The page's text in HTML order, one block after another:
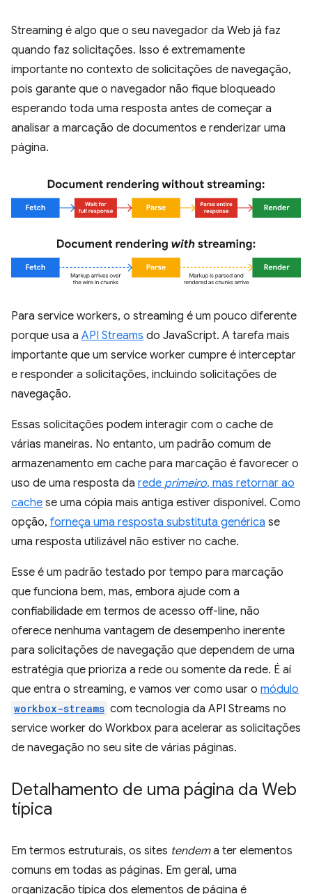
Streaming é algo que o seu navegador da Web já faz
quando faz solicitações. Isso é extremamente
importante no contexto de solicitações de navegação,
pois garante que o navegador não fique bloqueado
esperando toda uma resposta antes de começar a
analisar a marcação de documentos e renderizar uma
página.
Para service workers, o streaming é um pouco diferente
porque usa a API Streams do JavaScript. A tarefa mais
importante que um service worker cumpre é interceptar
e responder a solicitações, incluindo solicitações de
navegação.
Essas solicitações podem interagir com o cache de
várias maneiras. No entanto, um padrão comum de
armazenamento em cache para marcação é favorecer o
uso de uma resposta da rede primeiro, mas retornar ao
cache se uma cópia mais antiga estiver disponível. Como
opção, forneça uma resposta substituta genérica se
uma resposta utilizável não estiver no cache.
Esse é um padrão testado por tempo para marcação
que funciona bem, mas, embora ajude com a
confiabilidade em termos de acesso off-line, não
oferece nenhuma vantagem de desempenho inerente
para solicitações de navegação que dependem de uma
estratégia que prioriza a rede ou somente da rede. É aí
que entra o streaming, e vamos ver como usar o módulo
workbox-streams com tecnologia da API Streams no
service worker do Workbox para acelerar as solicitações
de navegação no seu site de várias páginas.
Detalhamento de uma página da Web
típica
Em termos estruturais, os sites tendema ter elementos
comuns em todas as páginas. Em geral, uma
organização típica dos elementos de página é